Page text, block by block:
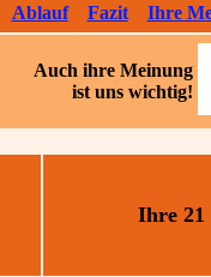
Ablauf Fazit Ihre
Auch ihre Meinung
ist uns wichtig!
Ihre 21